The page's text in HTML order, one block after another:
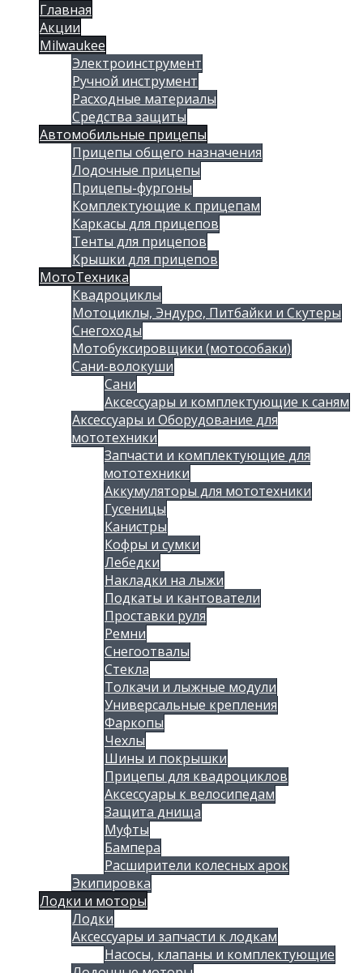
Главная
Акции
Milwaukee
Электроинструмент
Ручной инструмент
Расходные материалы
Средства защиты
Автомобильные прицепы
Прицепы общего назначения
Лодочные прицепы
Прицепы-фургоны
Комплектующие к прицепам
Каркасы для прицепов
Тенты для прицепов
Крышки для прицепов
МотоТехника
Квадроциклы
Мотоциклы, Эндуро, Питбайки и Скутеры
Снегоходы
Мотобуксировщики (мотособаки)
Сани-волокуши
Сани
Аксессуары и комплектующие к саням
Аксессуары и Оборудование для
мототехники
Запчасти и комплектующие для
мототехники
Аккумуляторы для мототехники
Гусеницы
Канистры
Кофры и сумки
Лебедки
Накладки на лыжи
Подкаты и кантователи
Проставки руля
Ремни
Снегоотвалы
Стекла
Толкачи и лыжные модули
Универсальные крепления
Фаркопы
Чехлы
Шины и покрышки
Прицепы для квадроциклов
Аксессуары к велосипедам
Защита днища
Муфты
Бампера
Расширители колесных арок
Экипировка
Лодки и моторы
Лодки
Аксессуары и запчасти к лодкам
Насосы, клапаны и комплектующие